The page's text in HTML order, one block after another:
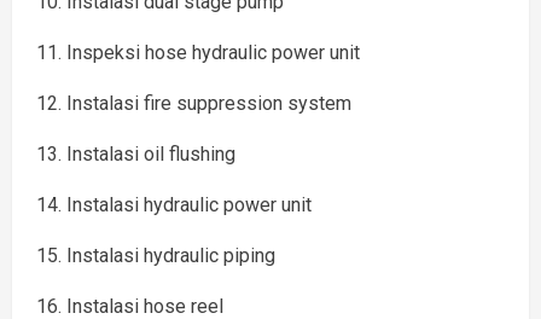
11. Inspeksi hose hydraulic power unit
12. Instalasi fire suppression system
13. Instalasi oil flushing
14. Instalasi hydraulic power unit
15. Instalasi hydraulic piping
16. Instalasi hose reel